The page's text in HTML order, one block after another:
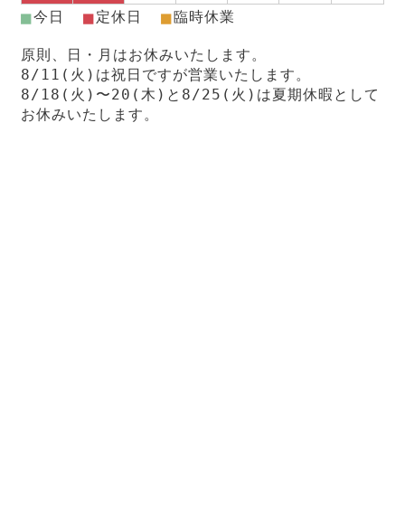
■今日 ■定休日 ■臨時休業
原則、日・月はお休みいたします。
8/11(火)は祝日ですが営業いたします。
8/18(火)〜20(木)と8/25(火)は夏期休暇として
お休みいたします。